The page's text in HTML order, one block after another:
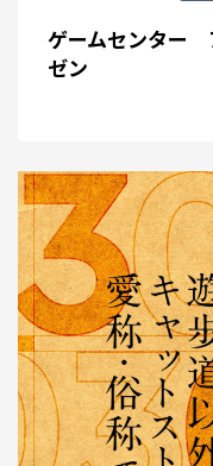
ゲームセンター
ゼン